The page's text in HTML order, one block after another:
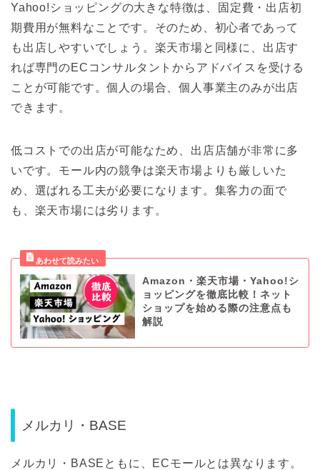
Yahoo!ショッピングの大きな特徴は、固定費・出店初
期費用が無料なことです。そのため、初心者であって
も出店しやすいでしょう。楽天市場と同様に、出店す
れば専門のECコンサルタントからアドバイスを受ける
ことが可能です。個人の場合、個人事業主のみが出店
できます。
低コストでの出店が可能なため、出店店舗が非常に多
いです。モール内の競争は楽天市場よりも厳しいた
め、選ばれる工夫が必要になります。集客力の面で
も、楽天市場には劣ります。
Amazon・楽天市場・Yahoo!シ
ョッピングを徹底比較！ネット
ショップを始める際の注意点も
解説
メルカリ・BASE
メルカリ・BASEともに、ECモールとは異なります。